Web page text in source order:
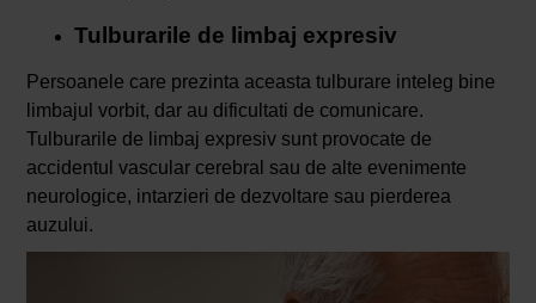
Tulburarile de limbaj expresiv
Persoanele care prezinta aceasta tulburare inteleg bine
limbajul vorbit, dar au dificultati de comunicare.
Tulburarile de limbaj expresiv sunt provocate de
accidentul vascular cerebral sau de alte evenimente
neurologice, intarzieri de dezvoltare sau pierderea
auzului.